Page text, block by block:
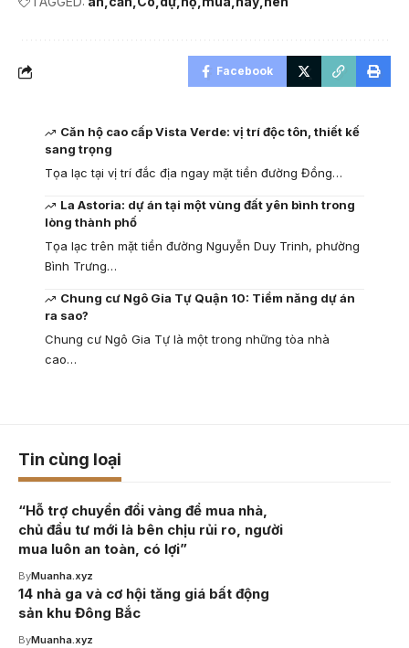
Facebook
Căn hộ cao cấp Vista Verde: vị trí độc tôn, thiết kế
sang trọng
Tọa lạc tại vị trí đắc địa ngay mặt tiền đường Đồng…
La Astoria: dự án tại một vùng đất yên bình trong
lòng thành phố
Tọa lạc trên mặt tiền đường Nguyễn Duy Trinh, phường
Bình Trưng…
Chung cư Ngô Gia Tự Quận 10: Tiềm năng dự án
ra sao?
Chung cư Ngô Gia Tự là một trong những tòa nhà
cao…
Tin cùng loại
“Hỗ trợ chuyển đổi vàng để mua nhà,
chủ đầu tư mới là bên chịu rủi ro, người
mua luôn an toàn, có lợi”
ByMuanha.xyz
14 nhà ga và cơ hội tăng giá bất động
sản khu Đông Bắc
ByMuanha.xyz